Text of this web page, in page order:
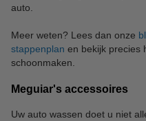
auto.
Meer weten? Lees dan onze
stappenplan en bekijk precies
schoonmaken.
Meguiar's accessoires
Uw auto wassen doet u niet